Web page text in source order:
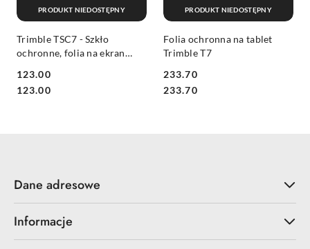
Trimble TSC7 - Szkło
ochronne, folia na ekran
9H- 1 szt.
Cena:
123.00
Cena:
123.00
PRODUKT NIEDOSTĘPNY
Folia ochronna na tablet
Trimble T7
Cena:
233.70
Cena:
233.70
PRODUKT NIEDOSTĘPNY
Dane adresowe
Informacje